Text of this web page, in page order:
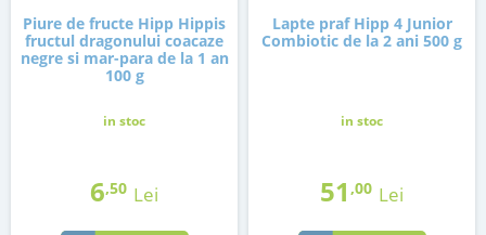
Piure de fructe Hipp Hippis
fructul dragonului coacaze
negre si mar-para de la 1 an
100 g
in stoc
6,50 Lei
Lapte praf Hipp 4 Junior
Combiotic de la 2 ani 500 g
in stoc
51 ,00 Lei